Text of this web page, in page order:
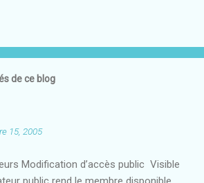
de ce blog
15, 2005
Modification d’accès public Visible